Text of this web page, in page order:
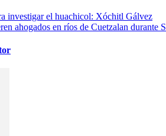
investigar el huachicol: Xóchitl Gálvez
ahogados en ríos de Cuetzalan durante